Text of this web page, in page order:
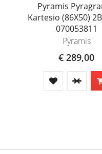
Pyramis
Kartesio (86X50)
070053811
Pyramis
€ 289,00